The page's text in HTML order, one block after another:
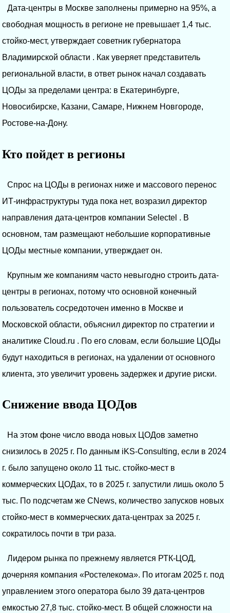
Дата-центры в Москве заполнены примерно на 95%, а
свободная мощность в регионе не превышает 1,4 тыс.
стойко-мест, утверждает советник губернатора
Владимирской области . Как уверяет представитель
региональной власти, в ответ рынок начал создавать
ЦОДы за пределами центра: в Екатеринбурге,
Новосибирске, Казани, Самаре, Нижнем Новгороде,
Ростове-на-Дону.
Кто пойдет в регионы
Спрос на ЦОДы в регионах ниже и массового перенос
ИТ-инфраструктуры туда пока нет, возразил директор
направления дата-центров компании Selectel . В
основном, там размещают небольшие корпоративные
ЦОДы местные компании, утверждает он.
Крупным же компаниям часто невыгодно строить дата-
центры в регионах, потому что основной конечный
пользователь сосредоточен именно в Москве и
Московской области, объяснил директор по стратегии и
аналитике Cloud.ru . По его словам, если большие ЦОДы
будут находиться в регионах, на удалении от основного
клиента, это увеличит уровень задержек и другие риски.
Снижение ввода ЦОДов
На этом фоне число ввода новых ЦОДов заметно
снизилось в 2025 г. По данным iKS-Consulting, если в 2024
г. было запущено около 11 тыс. стойко-мест в
коммерческих ЦОДах, то в 2025 г. запустили лишь около 5
тыс. По подсчетам же CNews, количество запусков новых
стойко-мест в коммерческих дата-центрах за 2025 г.
сократилось почти в три раза.
Лидером рынка по прежнему является РТК-ЦОД,
дочерняя компания «Ростелекома». По итогам 2025 г. под
управлением этого оператора было 39 дата-центров
емкостью 27,8 тыс. стойко-мест. В общей сложности на